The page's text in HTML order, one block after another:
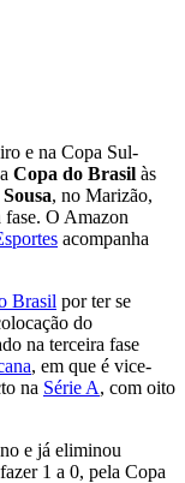
e na Copa Sul-
Copa do Brasil às
Sousa, no Marizão,
fase. O Amazon
acompanha
Brasil por ter se
do
na terceira fase
, em que é vice-
na Série A, com oito
e já eliminou
1 a 0, pela Copa